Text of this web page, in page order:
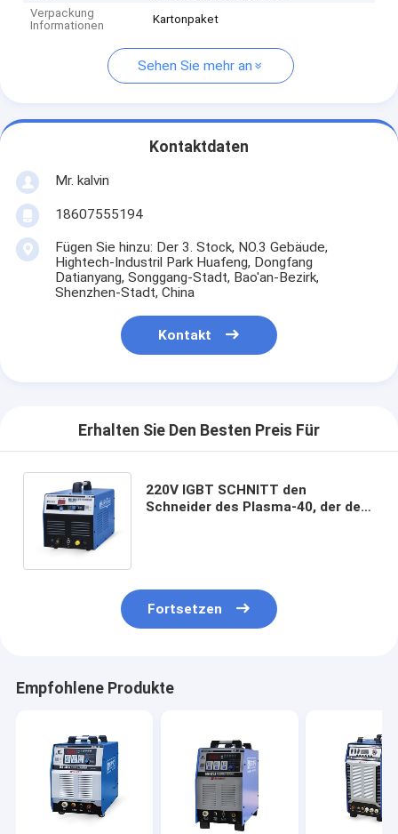
Verpackung
Informationen
Kartonpaket
Sehen Sie mehr an
Kontaktdaten
Mr. kalvin
18607555194
Fügen Sie hinzu: Der 3. Stock, NO.3 Gebäude,
Hightech-Industril Park Huafeng, Dongfang
Datianyang, Songgang-Stadt, Bao'an-Bezirk,
Shenzhen-Stadt, China
Kontakt
Erhalten Sie Den Besten Preis Für
220V IGBT SCHNITT den
Schneider des Plasma-40, der dem
Fortsetzen
Empfohlene Produkte